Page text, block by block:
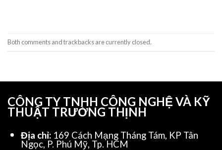
Both comments and trackbacks are currently closed.
CÔNG TY TNHH CÔNG NGHỆ VÀ KỸ
THUẬT TRƯỜNG THỊNH
Địa chỉ: 169 Cách Mạng Tháng Tám, KP Tân
Ngọc, P. Phú Mỹ, Tp. HCM